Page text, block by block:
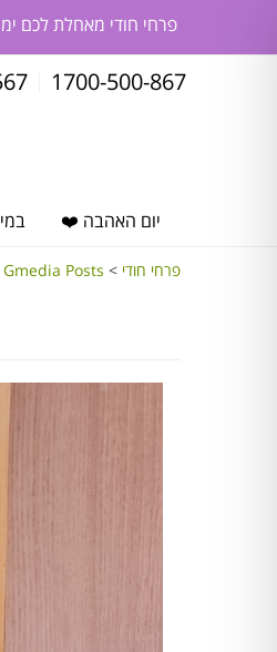
פרחי חודי מאחלת לכם
1700-500-867
יום האהבה ❤️
פרחי חודי >
Gmedia Posts